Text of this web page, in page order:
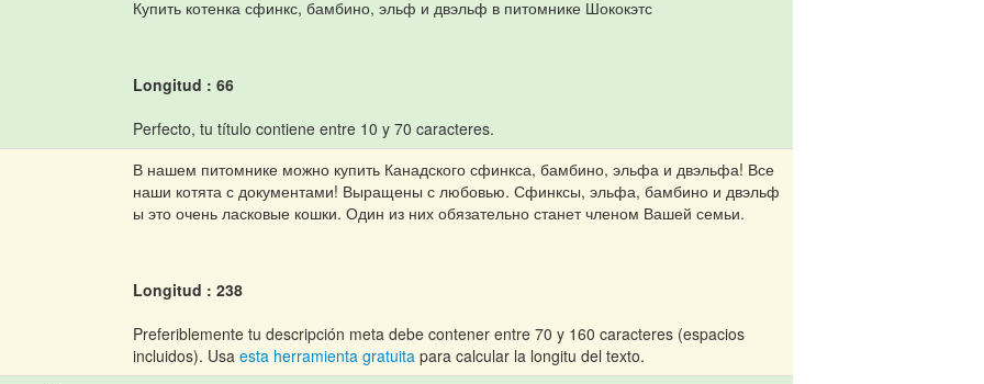
Купить котенка сфинкс, бамбино, эльф и двэльф в питомнике Шококэтс
Longitud : 66
Perfecto, tu título contiene entre 10 y 70 caracteres.
В нашем питомнике можно купить Канадского сфинкса, бамбино, эльфа и двэльфа! Все
наши котята с документами! Выращены с любовью. Сфинксы, эльфа, бамбино и двэльф
ы это очень ласковые кошки. Один из них обязательно станет членом Вашей семьи.
Longitud : 238
Preferiblemente tu descripción meta debe contener entre 70 y 160 caracteres (espacios
incluidos). Usa esta herramienta gratuitapara calcular la longitu del texto.